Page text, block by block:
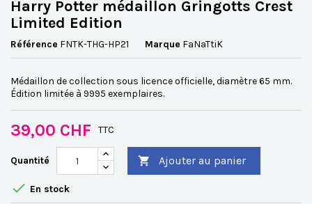
Harry Potter médaillon Gringotts Crest
Limited Edition
Référence FNTK-THG-HP21 Marque FaNaTtiK
Médaillon de collection sous licence officielle, diamètre 65 mm.
Édition limitée à 9995 exemplaires.
39,00 CHF TTC
Quantité  Ajouter au panier
 En stock